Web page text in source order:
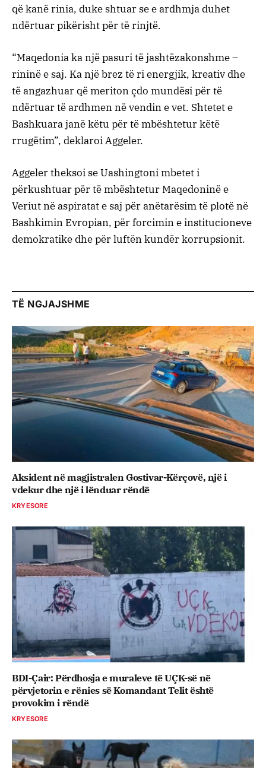
që kanë rinia, duke shtuar se e ardhmja duhet
ndërtuar pikërisht për të rinjtë.
“Maqedonia ka një pasuri të jashtëzakonshme –
rininë e saj. Ka një brez të ri energjik, kreativ dhe
të angazhuar që meriton çdo mundësi për të
ndërtuar të ardhmen në vendin e vet. Shtetet e
Bashkuara janë këtu për të mbështetur këtë
rrugëtim”, deklaroi Aggeler.
Aggeler theksoi se Uashingtoni mbetet i
përkushtuar për të mbështetur Maqedoninë e
Veriut në aspiratat e saj për anëtarësim të plotë në
Bashkimin Evropian, për forcimin e institucioneve
demokratike dhe për luftën kundër korrupsionit.
TË NGJAJSHME
Aksident në magjistralen Gostivar-Kërçovë, një i
vdekur dhe një i lënduar rëndë
KRYESORE
BDI-Çair: Përdhosja e muraleve të UÇK-së në
përvjetorin e rënies së Komandant Telit është
provokim i rëndë
KRYESORE